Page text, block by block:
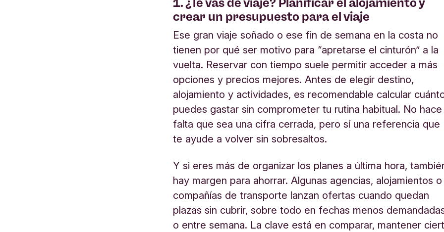
1. ¿Te vas de viaje? Planificar el alojamiento y
crear un presupuesto para el viaje
Ese gran viaje soñado o ese fin de semana en la costa no
tienen por qué ser motivo para “apretarse el cinturón” a la
vuelta. Reservar con tiempo suele permitir acceder a más
opciones y precios mejores. Antes de elegir destino,
alojamiento y actividades, es recomendable calcular
puedes gastar sin comprometer tu rutina habitual. No hace
falta que sea una cifra cerrada, pero sí una referencia que
te ayude a volver sin sobresaltos.
Y si eres más de organizar los planes a última hora,
hay margen para ahorrar. Algunas agencias, alojamientos o
compañías de transporte lanzan ofertas cuando quedan
plazas sin cubrir, sobre todo en fechas menos
o entre semana. La clave está en comparar, mantener